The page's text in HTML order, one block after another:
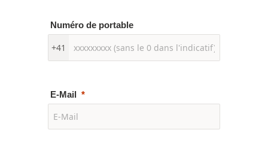
Numéro de portable
+41
E-Mail